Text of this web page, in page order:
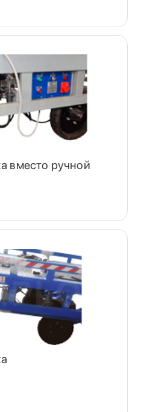
вместо ручной